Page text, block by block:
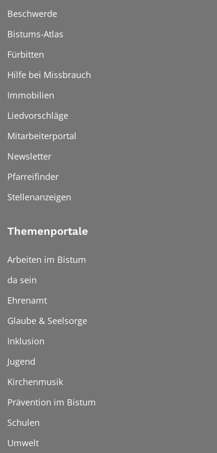
Beschwerde
Bistums-Atlas
Fürbitten
Hilfe bei Missbrauch
Immobilien
Liedvorschläge
Mitarbeiterportal
Newsletter
Pfarreifinder
Stellenanzeigen
Themenportale
Arbeiten im Bistum
da sein
Ehrenamt
Glaube & Seelsorge
Inklusion
Jugend
Kirchenmusik
Prävention im Bistum
Schulen
Umwelt